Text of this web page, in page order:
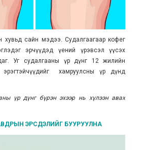
хувьд сайн мэдээ. Судалгаагаар кофег
эрчүүдэд үений үрэвсэл үүсэх
Уг судалгааны үр дүнг 12 жилийн
эрэгтэйчүүдийг хамруулсны үр дүнд
үр дүнг бүрэн эхээр нь хүлээн авах
ЭРСДЭЛИЙГ БУУРУУЛНА